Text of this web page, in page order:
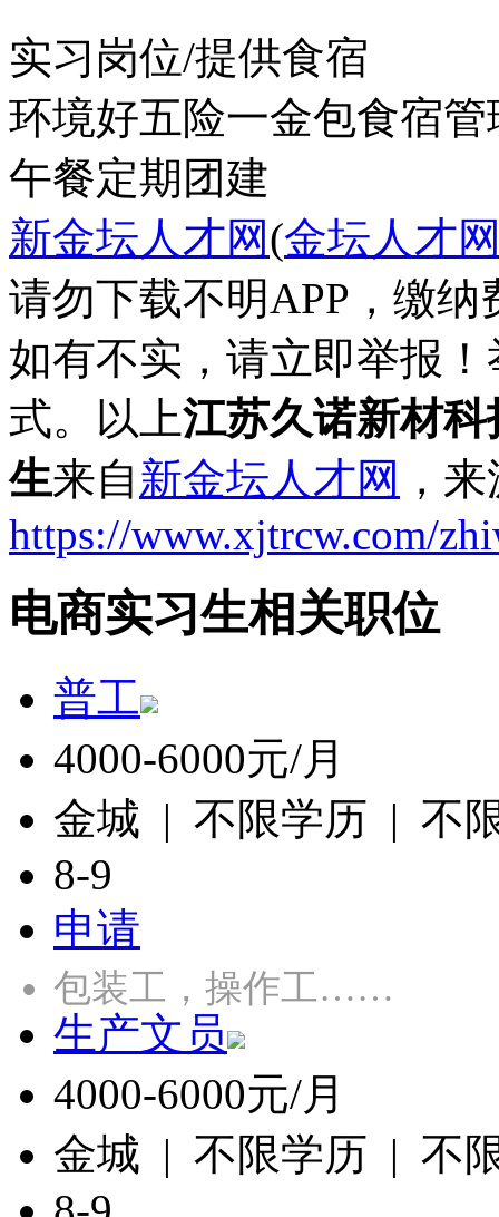
实习岗位/提供食宿
环境好五险一金包食宿管
午餐定期团建
新金坛人才网(金坛人才
请勿下载不明APP，缴
如有不实，请立即举报
式。以上江苏久诺新材
生来自新金坛人才网 ，
https://www.xjtrcw.com/
电商实习生相关职位
普工
4000-6000元/月
金城 | 不限学历 | 不
8-9
申请
包装工，操作工……
生产文员
4000-6000元/月
金城 | 不限学历 | 不